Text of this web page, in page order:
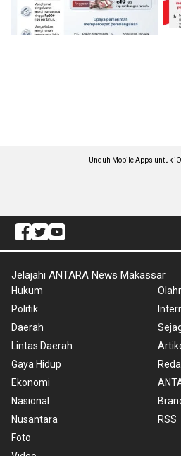
Unduh Mobile Apps untuk
Jelajahi ANTARA News Makassar
Hukum
Politik
Daerah
Lintas Daerah
Gaya Hidup
Ekonomi
Nasional
Nusantara
Foto
RSS